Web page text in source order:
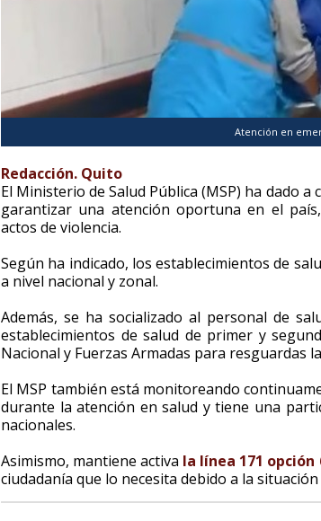
Atención en
Redacción. Quito
El Ministerio de Salud Pública (MSP) ha dado
garantizar una atención oportuna en el
actos de violencia.
Según ha indicado, los establecimientos de
a nivel nacional y zonal.
Además, se ha socializado al personal de
establecimientos de salud de primer y
Nacional y Fuerzas Armadas para resguardas
El MSP también está monitoreando
durante la atención en salud y tiene una
nacionales.
Asimismo, mantiene activa la línea 171 opción
ciudadanía que lo necesita debido a la situación